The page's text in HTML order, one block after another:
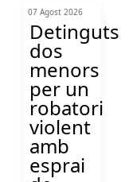
07 Agost 2026
Detinguts
dos
menors
per un
robatori
violent
amb
esprai